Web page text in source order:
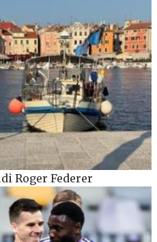
Roger Federer